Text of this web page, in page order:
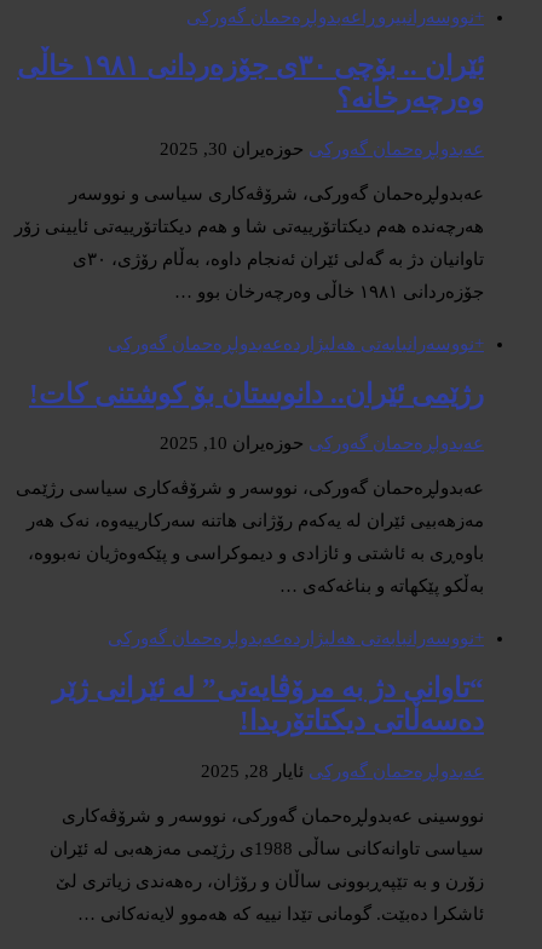
+نووسەرانبیروڕاعەبدولڕەحمان گەورکی
ئێران .. بۆچی ٣٠ی جۆزەردانی ١٩٨١ خاڵی
وەرچەرخانە؟
عەبدولڕەحمان گەورکی حوزه‌یران 30, 2025
عەبدولڕەحمان گەورکی، شرۆڤەکاری سیاسی و نووسەر
هەرچەندە هەم دیکتاتۆرییەتی شا و هەم دیکتاتۆرییەتی ئایینی زۆر
تاوانیان دژ بە گەلی ئێران ئەنجام داوە، بەڵام رۆژی، ٣٠ی
جۆزەردانی ١٩٨١ خاڵی وەرچەرخان بوو …
+نووسەرانبابەتی هەلبژاردەعەبدولڕەحمان گەورکی
رژێمی ئێران.. دانوستان بۆ کوشتنی کات!
عەبدولڕەحمان گەورکی حوزه‌یران 10, 2025
عەبدولڕەحمان گەورکی، نووسەر و شرۆڤەکاری سیاسی رژێمی
مەزهەبیی ئێران لە یەکەم رۆژانی هاتنە سەرکارییەوە، نەک هەر
باوەڕی بە ئاشتی و ئازادی و دیموکراسی و پێکەوەژیان نەبووە،
بەڵکو پێکهاتە و بناغەکەی …
+نووسەرانبابەتی هەلبژاردەعەبدولڕەحمان گەورکی
“تاوانی دژ بە مرۆڤایەتی” لە ئێرانی ژێر
دەسەڵاتی دیکتاتۆریدا!
عەبدولڕەحمان گەورکی ئایار 28, 2025
نووسینی عەبدولڕەحمان گەورکی، نووسەر و شرۆڤەکاری
سیاسی تاوانەکانی ساڵی 1988ی رژێمی مەزهەبی لە ئێران
زۆرن و بە تێپەڕبوونی ساڵان و رۆژان، رەهەندی زیاتری لێ
ئاشکرا دەبێت. گومانی تێدا نییە کە هەموو لایەنەکانی …